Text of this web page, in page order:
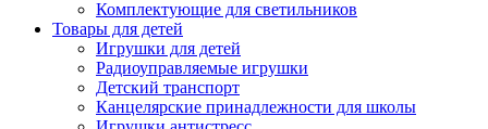
Комплектующие для светильников
Товары для детей
Игрушки для детей
Радиоуправляемые игрушки
Детский транспорт
Канцелярские принадлежности для школы